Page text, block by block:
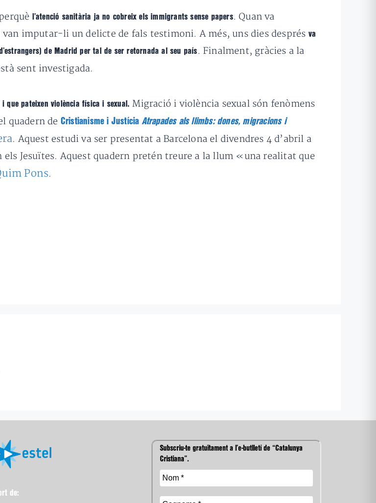
l’atenció sanitària ja no cobreix els immigrants sense papers. Quan va
imputar-li un delicte de fals testimoni. A més, uns dies després va
de Madrid per tal de ser retornada al seu país . Finalment, gràcies a la
sent investigada.
i que pateixen violència física i sexual. Migració i violència sexual són fenòmens
quadern de Cristianisme i Justícia Atrapades als llimbs: dones, migracions i
. Aquest estudi va ser presentat a Barcelona el divendres 4 d’abril a
Jesuïtes. Aquest quadern pretén treure a la llum «una realitat que
Pons.
de:
Subscriu-te gratuïtament a l’e-butlletí de “Catalunya
Cristiana”.